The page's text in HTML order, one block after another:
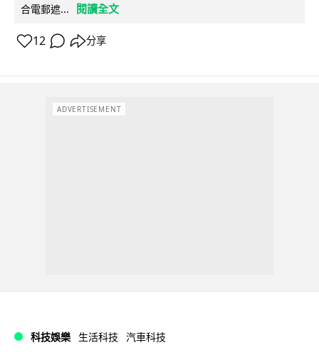
合電郵遮...
閱讀全文
12 分享
ADVERTISEMENT
科技娛樂 生活科技 汽車科技